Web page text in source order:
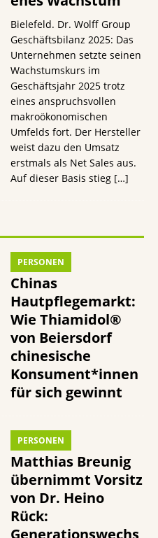
Bielefeld. Dr. Wolff Group
Geschäftsbilanz 2025: Das
Unternehmen setzte seinen
Wachstumskurs im
Geschäftsjahr 2025 trotz
eines anspruchsvollen
makroökonomischen
Umfelds fort. Der Hersteller
weist dazu den Umsatz
erstmals als Net Sales aus.
Auf dieser Basis stieg […]
PERSONEN
Chinas
Hautpflegemarkt:
Wie Thiamidol®
von Beiersdorf
chinesische
Konsument*innen
für sich gewinnt
PERSONEN
Matthias Breunig
übernimmt Vorsitz
von Dr. Heino
Rück:
Generationswechs